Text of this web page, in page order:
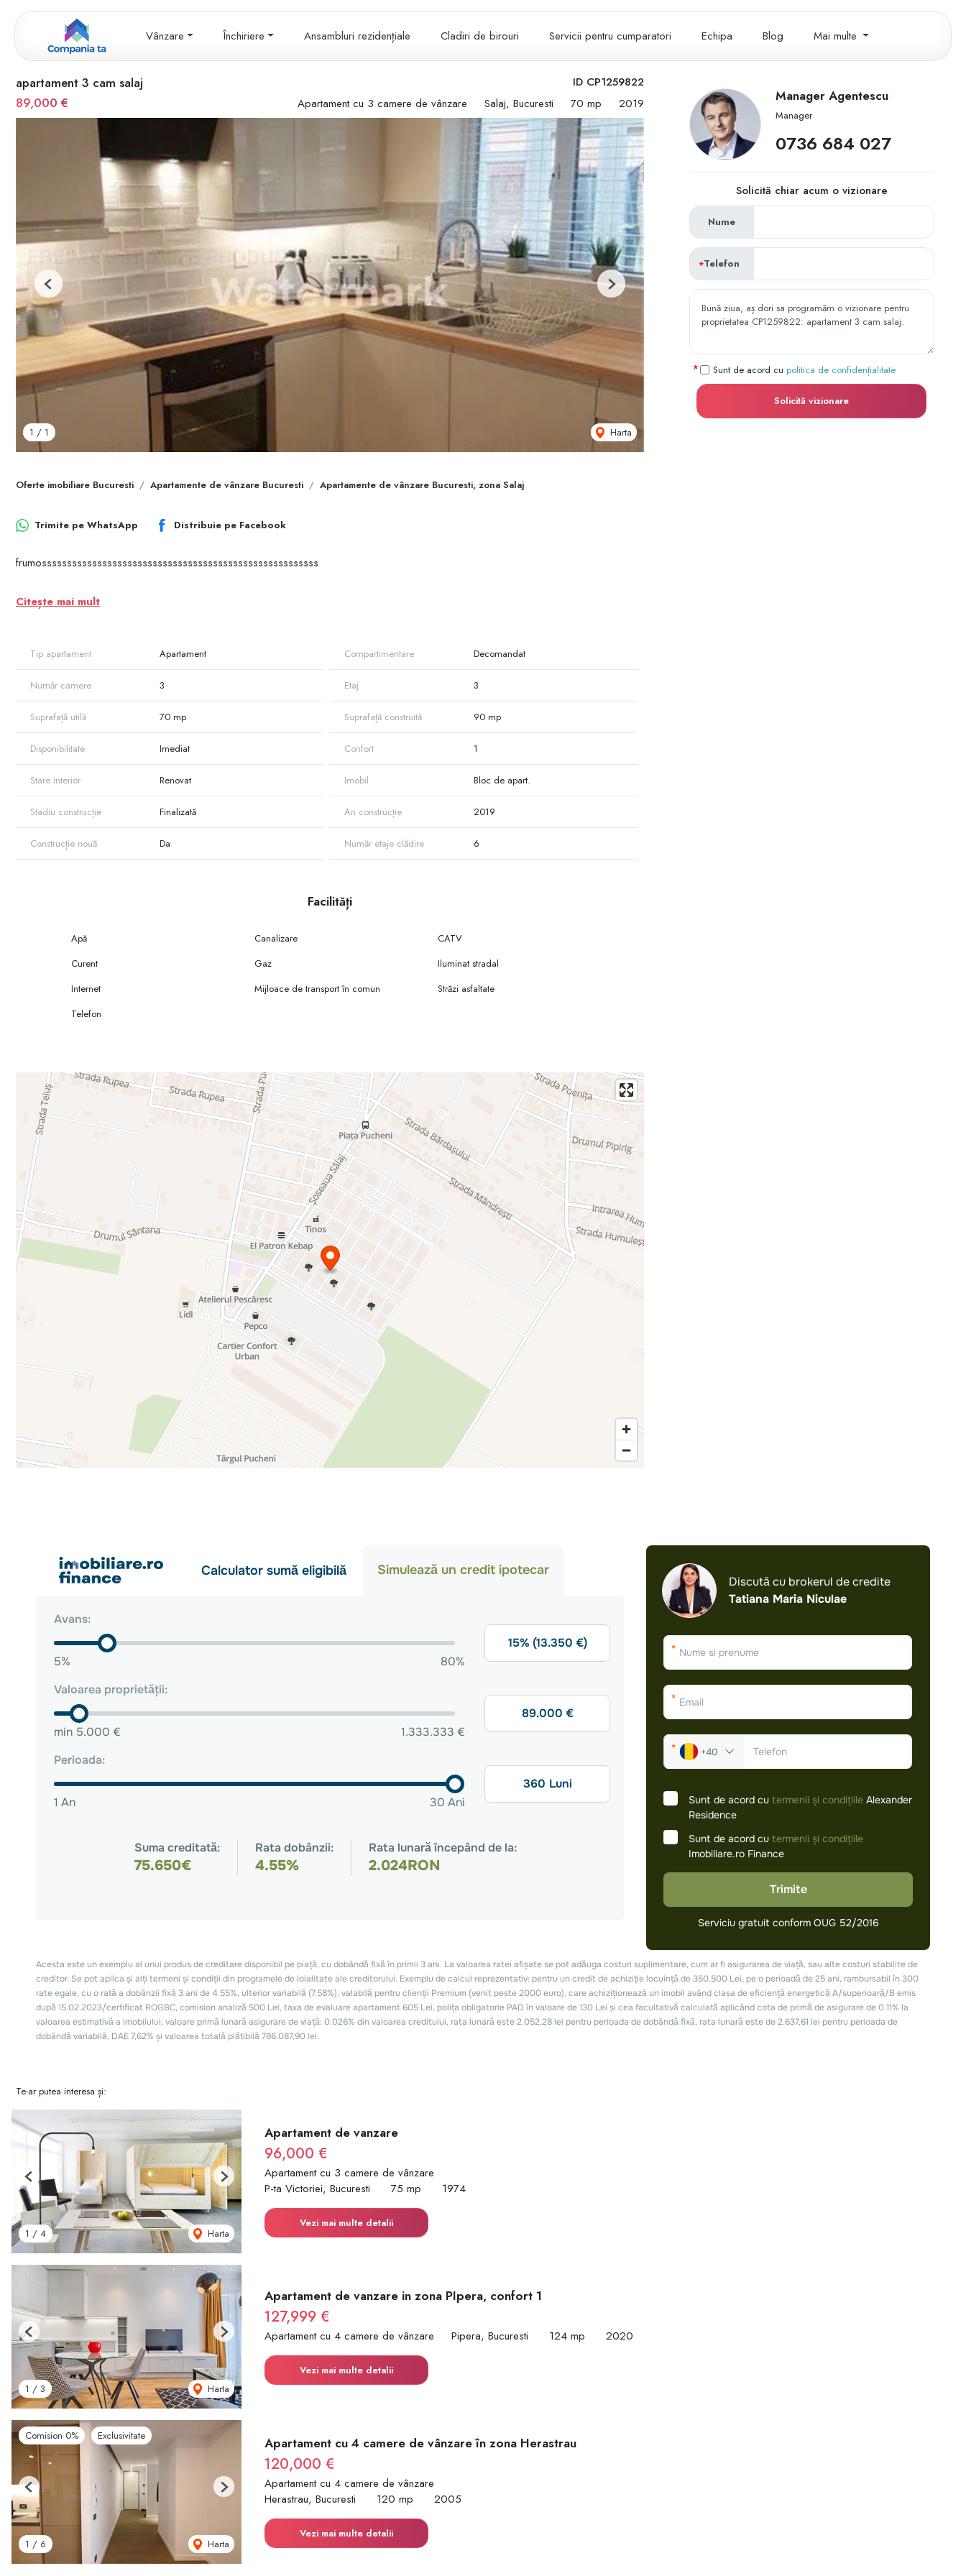
Vânzare Închiriere Ansambluri rezidențiale Cladiri de birouri Servicii pentru cumparatori Echipa Blog Mai multe
ID CP1259822
apartament 3 cam salaj
89,000 €
Apartament cu 3 camere de vânzare Salaj, Bucuresti 70 mp 2019
1 / 1 Harta
Previous Next
Oferte imobiliare Bucuresti Apartamente de vânzare Bucuresti Apartamente de vânzare Bucuresti, zona Salaj
Trimite pe WhatsApp Distribuie pe Facebook
frumosssssssssssssssssssssssssssssssssssssssssssssssssssssss
Citește mai mult
Tip apartament Apartament Compartimentare Decomandat
Număr camere 3 Etaj 3
Suprafață utilă 70 mp Suprafață construită 90 mp
Disponibilitate Imediat Confort 1
Stare interior Renovat Imobil Bloc de apart.
Stadiu construcție Finalizată An construcție 2019
Construcție nouă Da Număr etaje clădire 6
Facilități
Apă Canalizare
CATV
Curent
Gaz
Iluminat stradal
Internet
Mijloace de transport în comun
Străzi asfaltate
Telefon
Manager Agentescu
Manager
‭0736 684 027‬
Solicită chiar acum o vizionare
Nume
Telefon
Sunt de acord cu politica de confidențialitate
Solicită vizionare
Te-ar putea interesa și:
1 / 4 Harta
Previous Next
Apartament de vanzare
96,000 €
Apartament cu 3 camere de vânzare
P-ta Victoriei, Bucuresti
75 mp 1974
Vezi mai multe detalii
1 / 3 Harta
Previous Next
Apartament de vanzare in zona PIpera, confort 1
127,999 €
Apartament cu 4 camere de vânzare Pipera, Bucuresti 124 mp 2020
Vezi mai multe detalii
Comision 0% Exclusivitate
1 / 6 Harta
Previous Next
Apartament cu 4 camere de vânzare în zona Herastrau
120,000 €
Apartament cu 4 camere de vânzare
Herastrau, Bucuresti
120 mp 2005
Vezi mai multe detalii